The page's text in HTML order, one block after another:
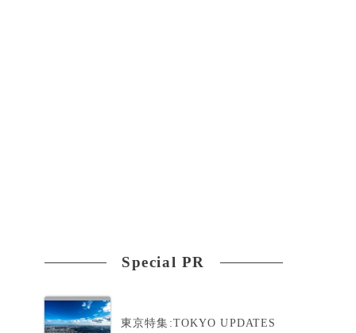
Special PR
東京特集:TOKYO UPDATES